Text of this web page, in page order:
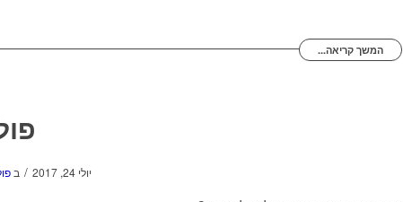
המשך קריאה...
יולי 24, 2017 / ב